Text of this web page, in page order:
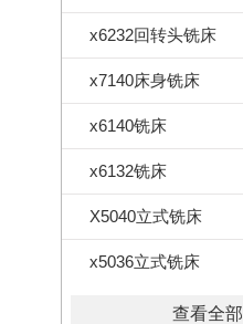
x6232回转头铣床
x7140床身铣床
x6140铣床
x6132铣床
X5040立式铣床
x5036立式铣床
查看全部